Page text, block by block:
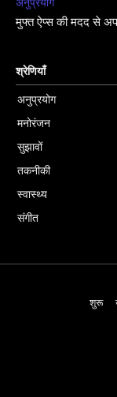
मुफ्त ऐप्स की मदद से
श्रेणियाँ
अनुप्रयोग
मनोरंजन
सुझावों
तकनीकी
स्वास्थ्य
संगीत
शुरू